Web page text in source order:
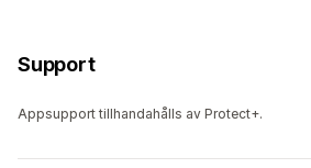
Support
Appsupport tillhandahålls av Protect+.